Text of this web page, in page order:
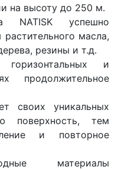
на высоту до 250 м.
NATISK успешно
масла,
резины и т.д.
и
продолжительное
своих уникальных
поверхность, тем
и повторное
материалы